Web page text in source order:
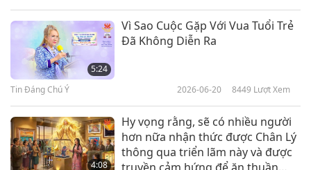
8
34:30
Tin Đáng Chú Ý
9
36:12
Tin Đáng Chú Ý
Tin Đáng Chú Ý 2024-10-09 2240 Lượt Xem
5:24
Vì Sao Cuộc Gặp Với Vua Tuổi Trẻ
Đã Không Diễn Ra
Tin Đáng Chú Ý 2026-06-20 8449 Lượt Xem
4:08
Hy vọng rằng, sẽ có nhiều người
hơn nữa nhận thức được Chân Lý
thông qua triển lãm này và được